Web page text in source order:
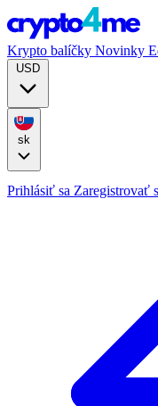
Krypto balíčky Novinky
Prihlásiť sa Zaregistrovať